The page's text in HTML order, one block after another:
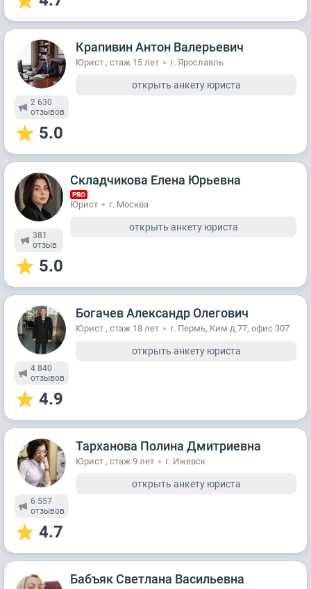
2 630
отзывов
5.0
Крапивин Антон Валерьевич
Юрист , стаж 15 лет г. Ярославль
открыть анкету юриста
381
отзыв
5.0
Складчикова Елена Юрьевна
PRO
Юрист г. Москва
открыть анкету юриста
4 840
отзывов
4.9
Богачев Александр Олегович
Юрист , стаж 18 лет г. Пермь, Ким д.77, офис 307
открыть анкету юриста
6 557
отзывов
4.7
Тарханова Полина Дмитриевна
Юрист , стаж 9 лет г. Ижевск
открыть анкету юриста
Бабъяк Светлана Васильевна